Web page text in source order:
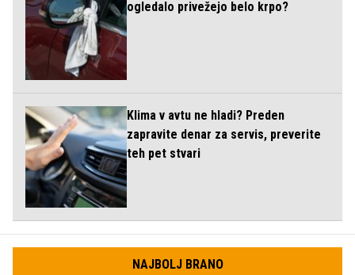
ogledalo privežejo belo krpo?
Klima v avtu ne hladi? Preden
zapravite denar za servis, preverite
teh pet stvari
NAJBOLJ BRANO